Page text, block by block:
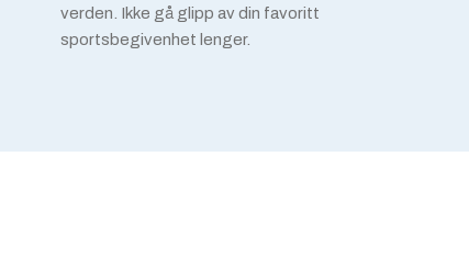
verden. Ikke gå glipp av din favoritt
sportsbegivenhet lenger.